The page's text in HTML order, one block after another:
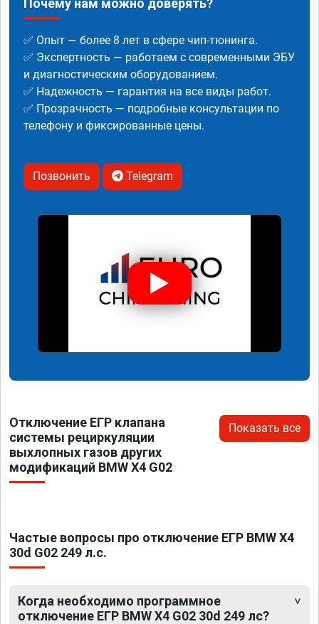
Почему нам можно доверять?
✅ Опыт — более 8 лет в сфере чип-тюнинга.
✅ Экспертность — работаем с современными ЭБУ
и диагностическим оборудованием.
✅ Надежность — гарантия на все виды работ.
✅ Прозрачность — подробные консультации по
телефону и фиксированные цены.
Позвонить Telegram
Отключение ЕГР клапана
системы рециркуляции
выхлопных газов других
модификаций BMW X4 G02
Показать все
Частые вопросы про отключение ЕГР BMW X4
30d G02 249 л.с.
Когда необходимо программное
отключение ЕГР BMW X4 G02 30d 249 лс?